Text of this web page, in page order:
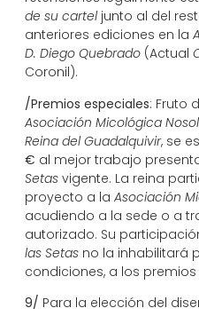
de su carteljunto al del
anteriores ediciones en la
D. Diego Quebrado(Actual
Coronil).
/Premios especiales: Fruto
Asociación Micológica
Reina del Guadalquivir, se
€ al mejor trabajo
Setasvigente. La reina
proyecto a la Asociación
acudiendo a la sede o a
autorizado. Su
las Setasno la inhabilitará
condiciones, a los
9/ Para la elección del